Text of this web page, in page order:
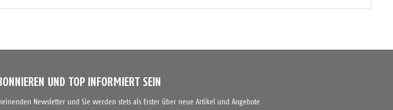
UND TOP INFORMIERT SEIN
Newsletter und Sie werden stets als Erster über neue Artikel und Angebote